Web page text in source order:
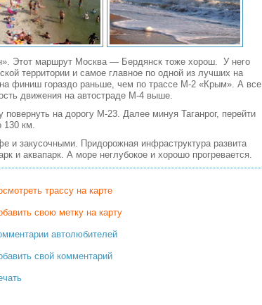
Этот маршрут Москва — Бердянск тоже хорош. У него
территории и самое главное по одной из лучших на
финиш гораздо раньше, чем по трассе М-2 «Крым». А все
движения на автостраде М-4 выше.
на дорогу М-23. Далее минуя Таганрог, перейти
км.
и закусочными. Придорожная инфраструктура развита
и аквапарк. А море неглубокое и хорошо прогревается.
трассу на карте
свою метку на карту
автолюбителей
свой комментарий